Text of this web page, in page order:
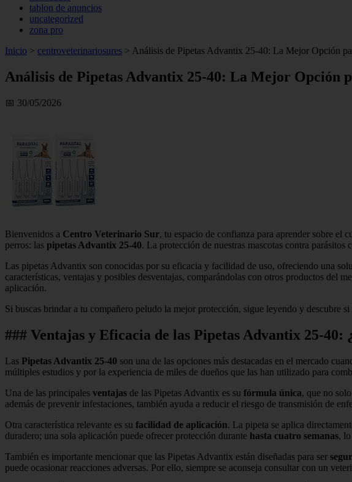
tablon de anuncios
uncategorized
zona pro
Inicio > centroveterinariosures > Análisis de Pipetas Advantix 25-40: La Mejor Opción
Análisis de Pipetas Advantix 25-40: La Mejor Opción
📅 30/05/2026
Bienvenidos a Centro Veterinario Sur, tu espacio de confianza para aprender sobre el
perros: las pipetas Advantix 25-40. La protección de nuestras mascotas contra
Las pipetas Advantix son conocidas por su eficacia y facilidad de uso, ofreciendo una
características, ventajas y posibles desventajas, comparándolas con otros productos del
aplicación.
Si buscas brindar a tu compañero peludo la mejor protección, sigue leyendo y descubre si
### Ventajas y Eficacia de las Pipetas Advantix 25-
Las Pipetas Advantix 25-40 son una de las opciones más destacadas en el mercado
múltiples estudios y por la experiencia de miles de dueños que las han utilizado para
Una de las principales ventajas de las Pipetas Advantix es su fórmula única, que no
además de prevenir infestaciones, también ayuda a reducir el riesgo de transmisión de
Otra característica relevante es su facilidad de aplicación. La pipeta se aplica
duradero; una sola aplicación puede ofrecer protección durante hasta cuatro semanas,
También es importante mencionar que las Pipetas Advantix están diseñadas para ser
puede ocasionar reacciones adversas. Por ello, siempre se aconseja consultar con un